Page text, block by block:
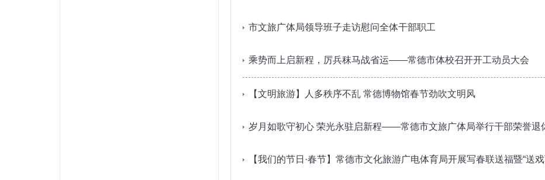
市文旅广体局领导班子走访慰问全体干部职工
乘势而上启新程，厉兵秣马战省运——常德市体校召开开工动员大会
【文明旅游】人多秩序不乱 常德博物馆春节劲吹文明风
岁月如歌守初心 荣光永驻启新程——常德市文旅广体局举行干部荣誉退
【我们的节日·春节】常德市文化旅游广电体育局开展写春联送福暨“送